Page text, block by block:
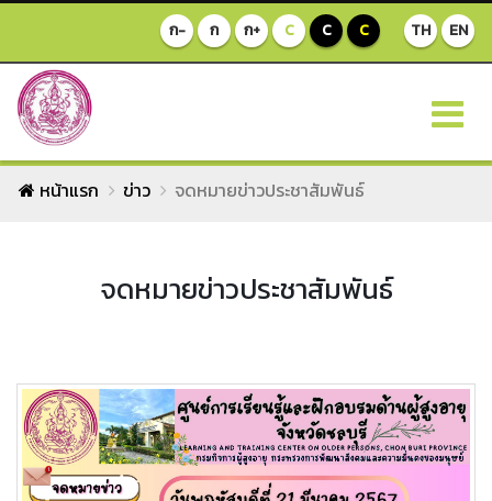
TH EN
ก- ก ก+ C C C
หน้าแรก ข่าว จดหมายข่าวประชาสัมพันธ์
จดหมายข่าวประชาสัมพันธ์